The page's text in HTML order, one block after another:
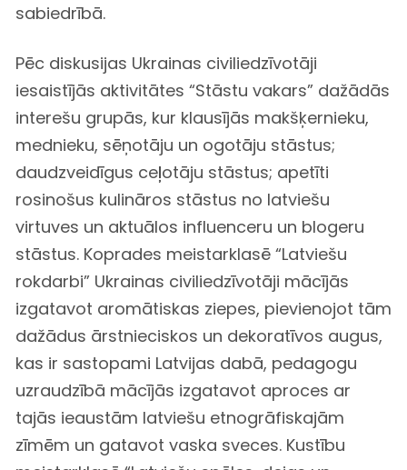
sabiedrībā.
Pēc diskusijas Ukrainas civiliedzīvotāji
iesaistījās aktivitātes “Stāstu vakars” dažādās
interešu grupās, kur klausījās makšķernieku,
mednieku, sēņotāju un ogotāju stāstus;
daudzveidīgus ceļotāju stāstus; apetīti
rosinošus kulināros stāstus no latviešu
virtuves un aktuālos influenceru un blogeru
stāstus. Koprades meistarklasē “Latviešu
rokdarbi” Ukrainas civiliedzīvotāji mācījās
izgatavot aromātiskas ziepes, pievienojot tām
dažādus ārstnieciskos un dekoratīvos augus,
kas ir sastopami Latvijas dabā, pedagogu
uzraudzībā mācījās izgatavot aproces ar
tajās ieaustām latviešu etnogrāfiskajām
zīmēm un gatavot vaska sveces. Kustību